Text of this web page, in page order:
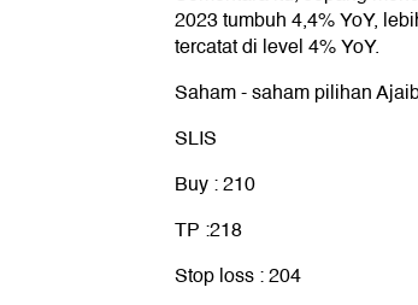
2023 tumbuh 4,4% YoY,
tercatat di level 4% YoY.
Saham - saham pilihan
SLIS
Buy : 210
TP :218
Stop loss : 204